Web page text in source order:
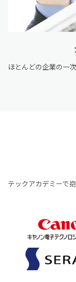
ほとんどの企業の一
テックアカデミーで